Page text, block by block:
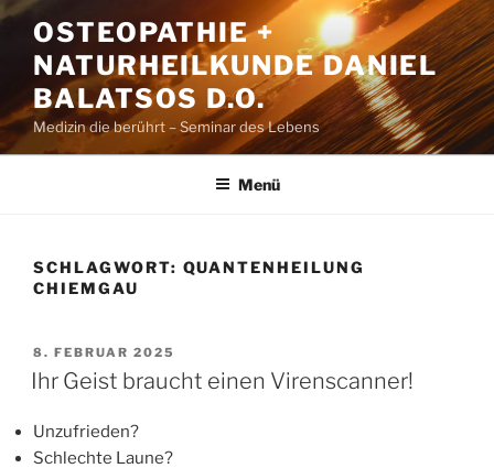
Zum
Inhalt
springen
OSTEOPATHIE +
NATURHEILKUNDE DANIEL
BALATSOS D.O.
Medizin die berührt – Seminar des Lebens
Menü
SCHLAGWORT: QUANTENHEILUNG
CHIEMGAU
VERÖFFENTLICHT
AM
8. FEBRUAR 2025
Ihr Geist braucht einen Virenscanner!
Unzufrieden?
Schlechte Laune?